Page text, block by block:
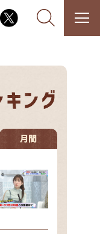
TV
・・・
エティ！
て真剣です
月間